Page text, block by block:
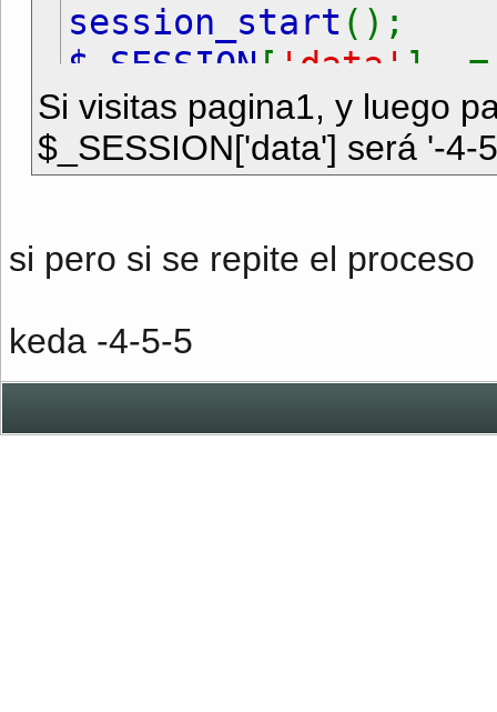
session_start ();
$_SESSION [ 'data' ]
Si visitas pagina1, y luego
$_SESSION['data'] será '-4-
si pero si se repite el proceso
keda -4-5-5